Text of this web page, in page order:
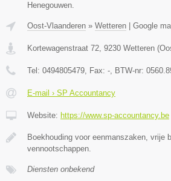
Henegouwen.
Oost-Vlaanderen » Wetteren Google
Kortewagenstraat 72, 9230 Wetteren (
Tel: 0494805479, Fax: -, BTW-nr:
E-mail › SP Accountancy
Website: https://www.sp-accountancy.be
Boekhouding voor eenmanszaken, vrije
vennootschappen.
Diensten onbekend